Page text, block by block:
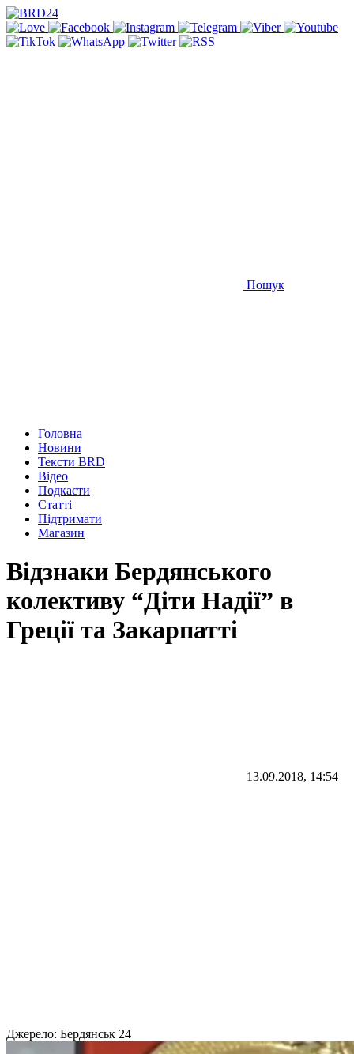
Пошук
Головна
Новини
Тексти BRD
Відео
Подкасти
Статті
Підтримати
Магазин
Відзнаки Бердянського
колективу “Діти Надії” в
Греції та Закарпатті
13.09.2018, 14:54
Джерело: Бердянськ 24